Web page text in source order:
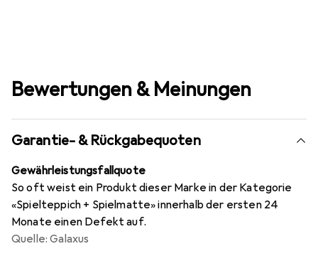
Bewertungen & Meinungen
Garantie- & Rückgabequoten
Gewährleistungsfallquote
So oft weist ein Produkt dieser Marke in der Kategorie
«Spielteppich + Spielmatte» innerhalb der ersten 24
Monate einen Defekt auf.
Quelle: Galaxus